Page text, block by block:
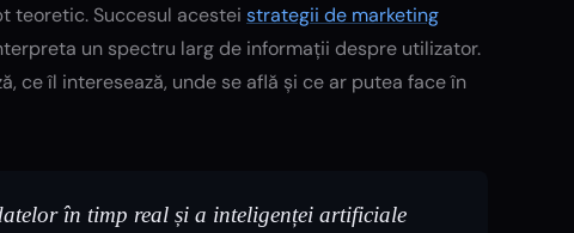
teoretic. Succesul acestei strategii de marketing
un spectru larg de informații despre utilizator.
ce îl interesează, unde se află și ce ar putea face în
în timp real și a inteligenței artificiale